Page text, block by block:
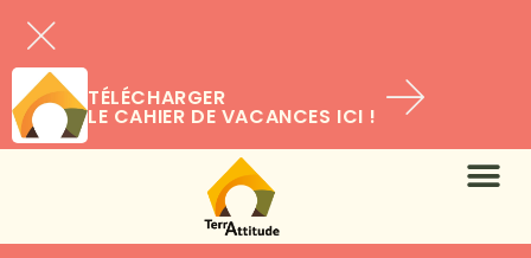
TÉLÉCHARGER
LE CAHIER DE VACANCES ICI !